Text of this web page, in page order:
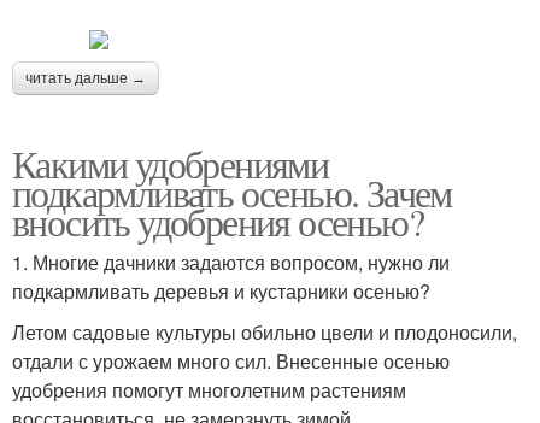
читать дальше →
Какими удобрениями
подкармливать осенью. Зачем
вносить удобрения осенью?
1. Многие дачники задаются вопросом, нужно ли
подкармливать деревья и кустарники осенью?
Летом садовые культуры обильно цвели и плодоносили,
отдали с урожаем много сил. Внесенные осенью
удобрения помогут многолетним растениям